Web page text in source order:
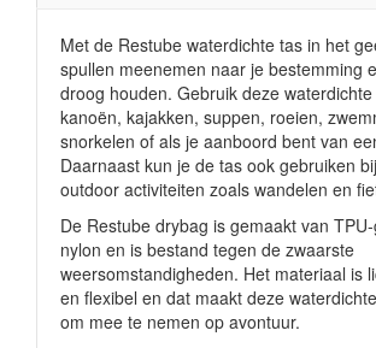
Met de Restube waterdichte tas in het
spullen meenemen naar je bestemming
droog houden. Gebruik deze
kanoën, kajakken, suppen, roeien,
snorkelen of als je aanboord bent van
Daarnaast kun je de tas ook gebruiken
outdoor activiteiten zoals wandelen en
De Restube drybag is gemaakt van
nylon en is bestand tegen de zwaarste
weersomstandigheden. Het materiaal is
en flexibel en dat maakt deze
om mee te nemen op avontuur.